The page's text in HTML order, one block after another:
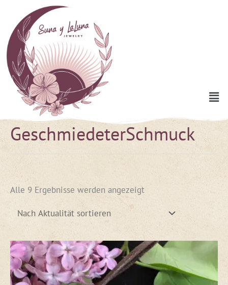
Inhalt
springen
GeschmiedeterSchmuck
Alle 9 Ergebnisse werden angezeigt
Nach
Aktualität